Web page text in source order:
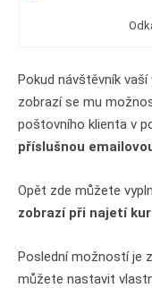
Pokud návštěvník
zobrazí se mu
poštovního klienta v
příslušnou
Opět zde můžete
zobrazí při najetí
Poslední možností je
můžete nastavit